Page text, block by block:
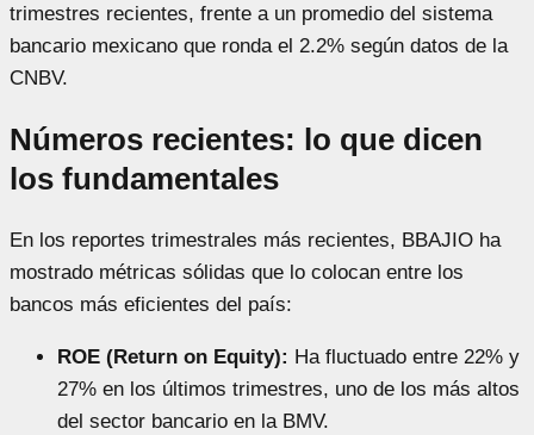
trimestres recientes, frente a un promedio del sistema
bancario mexicano que ronda el 2.2% según datos de la
CNBV.
Números recientes: lo que dicen
los fundamentales
En los reportes trimestrales más recientes, BBAJIO ha
mostrado métricas sólidas que lo colocan entre los
bancos más eficientes del país:
ROE (Return on Equity): Ha fluctuado entre 22% y
27% en los últimos trimestres, uno de los más altos
del sector bancario en la BMV.